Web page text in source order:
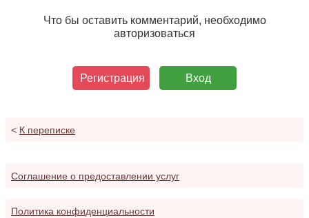
Что бы оставить комментарий, необходимо
авторизоваться
Регистрация Вход
< К переписке
Соглашение о предоставлении услуг
Политика конфиденциальности